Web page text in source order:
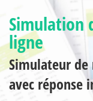
Simulation
ligne
Simulateur
avec réponse